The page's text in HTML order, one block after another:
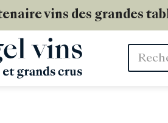
vins des grandes
Mots